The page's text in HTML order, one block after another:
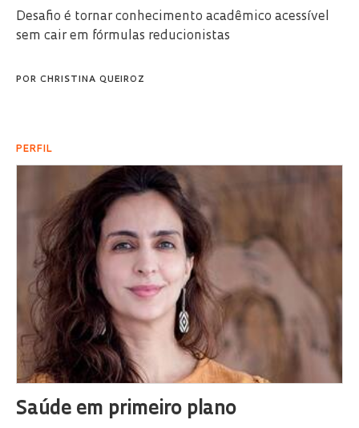
Desafio é tornar conhecimento acadêmico acessível
sem cair em fórmulas reducionistas
POR CHRISTINA QUEIROZ
PERFIL
Saúde em primeiro plano